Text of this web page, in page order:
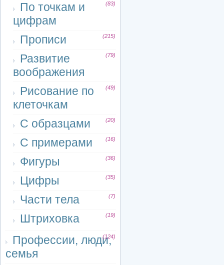
По точкам и
цифрам
(83)
Прописи (215)
Развитие
воображения
(79)
Рисование по
клеточкам
(49)
С образцами (20)
С примерами (16)
Фигуры (36)
Цифры (35)
Части тела (7)
Штриховка (19)
Профессии, люди,
семья
(124)